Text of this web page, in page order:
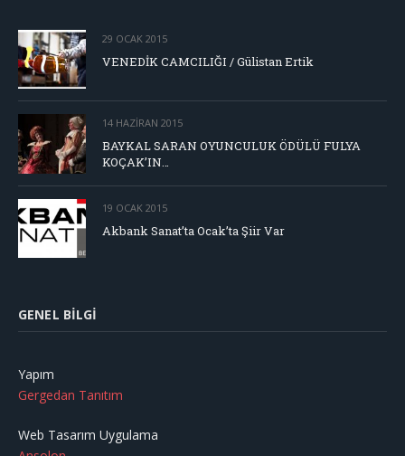
29 OCAK 2015
VENEDİK CAMCILIĞI / Gülistan Ertik
14 HAZIRAN 2015
BAYKAL SARAN OYUNCULUK ÖDÜLÜ FULYA
KOÇAK’IN…
19 OCAK 2015
Akbank Sanat’ta Ocak’ta Şiir Var
GENEL BILGI
Yapım
Gergedan Tanıtım
Web Tasarım Uygulama